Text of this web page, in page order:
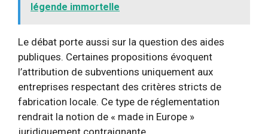
légende immortelle
Le débat porte aussi sur la question des aides
publiques. Certaines propositions évoquent
l’attribution de subventions uniquement aux
entreprises respectant des critères stricts de
fabrication locale. Ce type de réglementation
rendrait la notion de « made in Europe »
juridiquement contraignante.